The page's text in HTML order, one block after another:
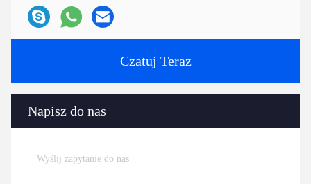
Czatuj Teraz
Napisz do nas